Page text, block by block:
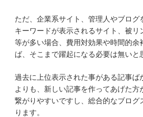
ただ、企業系サイト、管理人やブログ
キーワードが表示されるサイト、被リ
等が多い場合、費用対効果や時間的余
ば、そこまで躍起になる必要は無いと
過去に上位表示された事がある記事ば
よりも、新しい記事を作ってあげた方
繋がりやすいですし、総合的なブログ
ります。